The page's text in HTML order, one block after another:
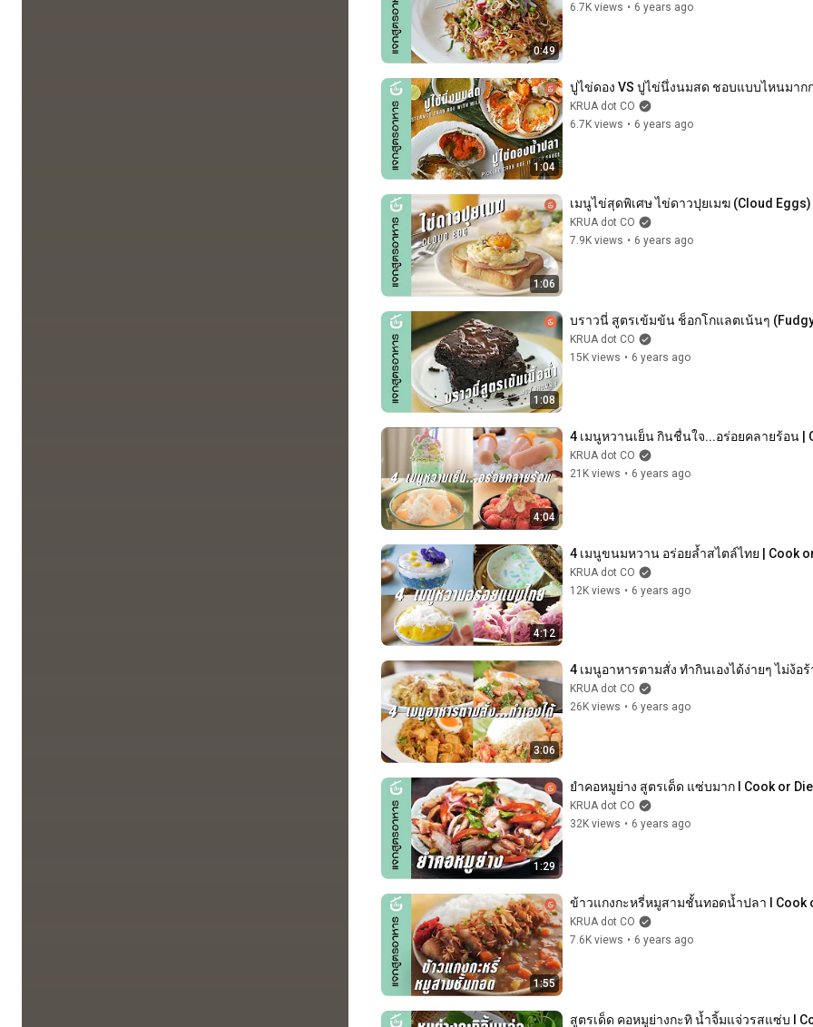
0:49
6.7K views • 6 years ago
1:04
ปูไข่ดอง VS ปูไข่นึ่งนมสด ชอบแบบไหนมาก
KRUA dot CO
6.7K views • 6 years ago
1:06
เมนูไข่สุดพิเศษ ไข่ดาวปุยเมฆ (Cloud
KRUA dot CO
7.9K views • 6 years ago
1:08
บราวนี่ สูตรเข้มข้น ช็อกโกแลตเน้นๆ
KRUA dot CO
15K views • 6 years ago
4:04
4 เมนูหวานเย็น กินชื่นใจ...อร่อยคลายร้อน |
KRUA dot CO
21K views • 6 years ago
4:12
4 เมนูขนมหวาน อร่อยล้ำสไตล์ไทย | Cook
KRUA dot CO
12K views • 6 years ago
3:06
4 เมนูอาหารตามสั่ง ทำกินเองได้ง่ายๆ ไม่ง้อ
KRUA dot CO
26K views • 6 years ago
1:29
ยำคอหมูย่าง สูตรเด็ด แซ่บมาก l Cook or Die
KRUA dot CO
32K views • 6 years ago
1:55
ข้าวแกงกะหรี่หมูสามชั้นทอดน้ำปลา l Cook
KRUA dot CO
7.6K views • 6 years ago
สูตรเด็ด คอหมูย่างกะทิ น้ำจิ้มแจ่วรสแซ่บ l